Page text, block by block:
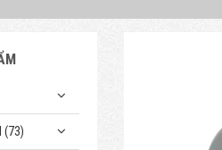
(73)